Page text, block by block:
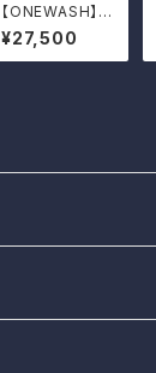
【ONEWASH】ミ
ディアムサロペッ
ト
¥27,500